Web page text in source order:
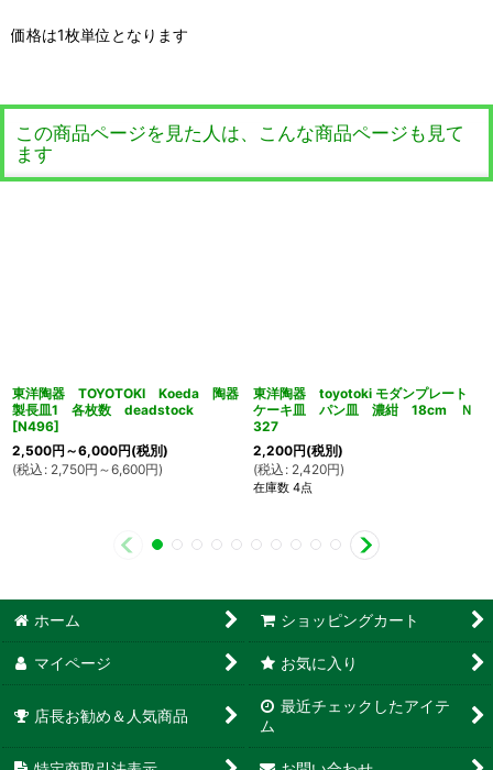
価格は1枚単位となります
この商品ページを見た人は、こんな商品ページも見て
ます
東洋陶器 TOYOTOKI Koeda 陶器
製長皿1 各枚数 deadstock
[N496]
2,500円 ～6,000円(税別)
(税込 : 2,750円 ～6,600円)
東洋陶器 toyotoki モダンプレート
ケーキ皿 パン皿 濃紺 18cm Ｎ
327
2,200円(税別)
(税込 : 2,420円)
在庫数 4点
ホーム ショッピングカート
マイページ お気に入り
店長お勧め＆人気商品
最近チェックしたアイテ
ム